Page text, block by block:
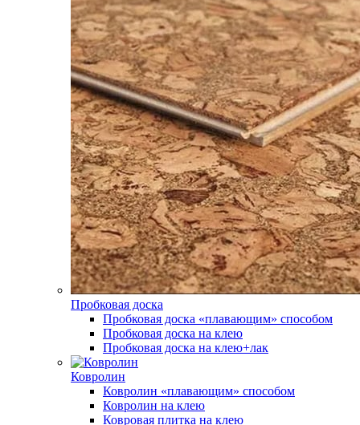
Пробковая доска
Пробковая доска «плавающим» способом
Пробковая доска на клею
Пробковая доска на клею+лак
Ковролин
Ковролин «плавающим» способом
Ковролин на клею
Ковровая плитка на клею